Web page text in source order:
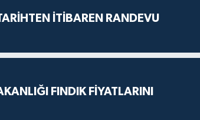
İTİBAREN RANDEVU
FINDIK FİYATLARINI